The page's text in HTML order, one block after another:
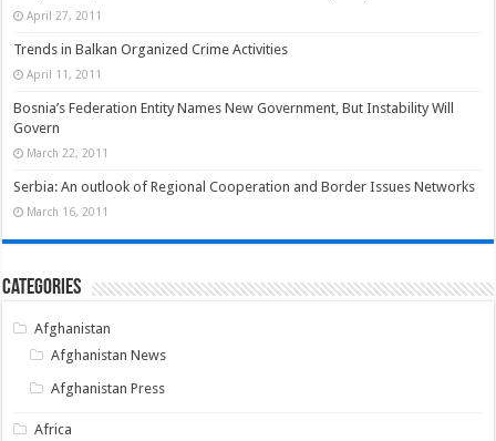
April 27, 2011
Trends in Balkan Organized Crime Activities
April 11, 2011
Bosnia’s Federation Entity Names New Government, But Instability Will
Govern
March 22, 2011
Serbia: An outlook of Regional Cooperation and Border Issues Networks
March 16, 2011
Categories
Afghanistan
Afghanistan News
Afghanistan Press
Africa